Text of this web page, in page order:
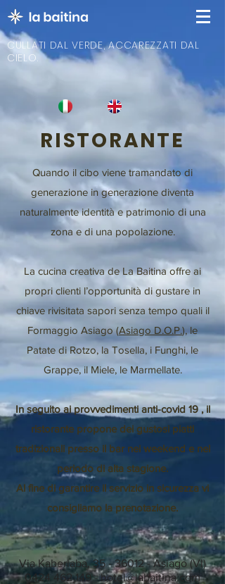
CULLATI DAL VERDE, ACCAREZZATI DAL
CIELO.
Quando il cibo viene tramandato di
generazione in generazione diventa
naturalmente identità e patrimonio di una
zona e di una popolazione.
La cucina creativa de La Baitina offre ai
propri clienti l’opportunità di gustare in
chiave rivisitata sapori senza tempo quali il
Formaggio Asiago (Asiago D.O.P.), le
Patate di Rotzo, la Tosella, i Funghi, le
Grappe, il Miele, le Marmellate.
In seguito ai provvedimenti anti-covid 19 , il
ristorante propone dei gustosi piatti
tradizionali presso il bar nei weekend e nel
periodo di alta stagione.
Al fine di garantire il servizio in sicurezza vi
consigliamo la prenotazione.
Via Kaberlaba,35 - 36012- Asiago (VI)
0424 462 149 -hotel@labaitina.com
RISTORANTE